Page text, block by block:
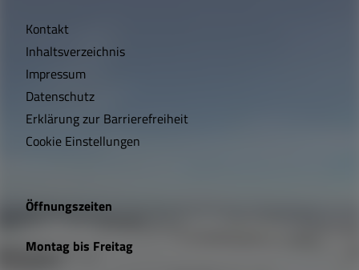
c
h
t
i
e
L
Kontakt
Inhaltsverzeichnis
Impressum
Datenschutz
Erklärung zur Barrierefreiheit
Cookie Einstellungen
Öffnungszeiten
Montag bis Freitag